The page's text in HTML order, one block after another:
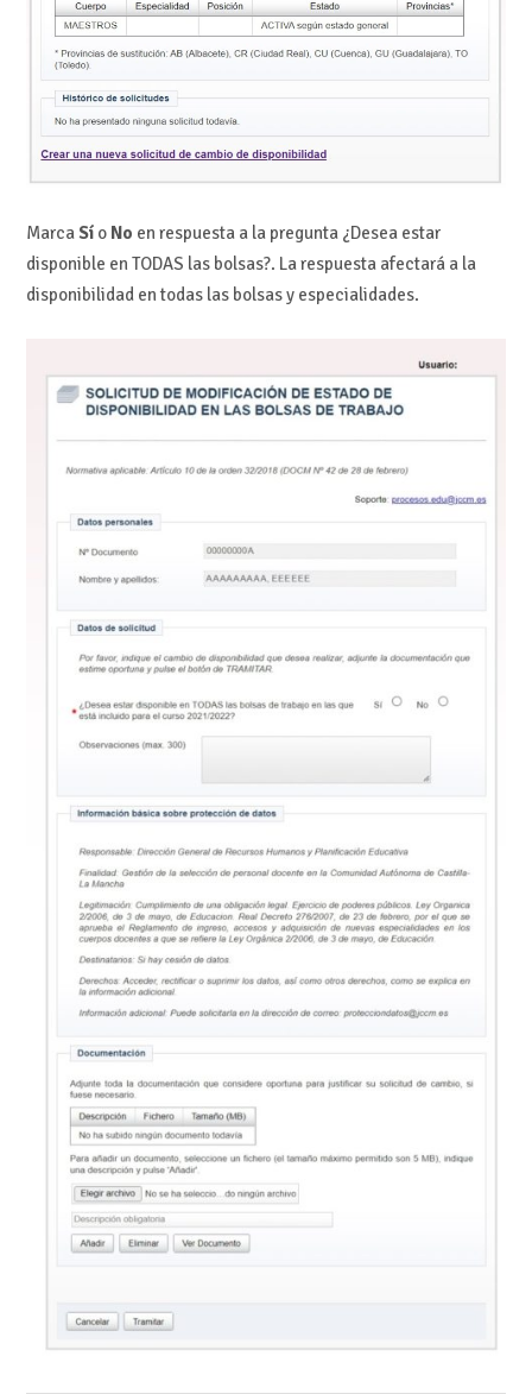
MarcaSío No en respuesta a la pregunta ¿Desea estar
disponible en TODAS las bolsas?. La respuesta afectará a la
disponibilidad en todas las bolsas y especialidades.